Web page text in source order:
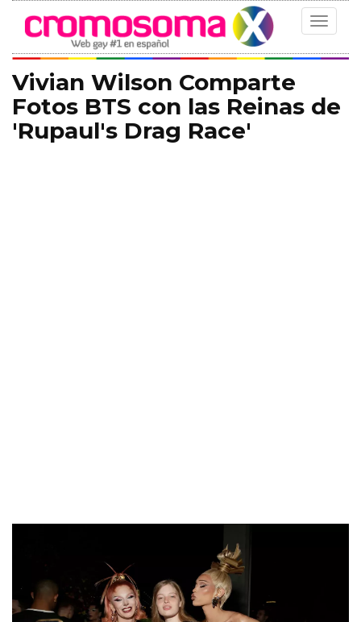
Toggle
Vivian Wilson Comparte
Fotos BTS con las Reinas de
'Rupaul's Drag Race'